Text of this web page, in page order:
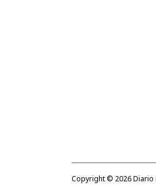
Copyright © 2026Diario